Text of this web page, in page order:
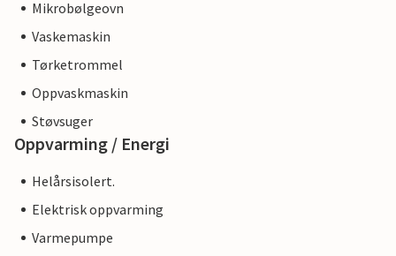
Mikrobølgeovn
Vaskemaskin
Tørketrommel
Oppvaskmaskin
Støvsuger
Oppvarming / Energi
Helårsisolert.
Elektrisk oppvarming
Varmepumpe